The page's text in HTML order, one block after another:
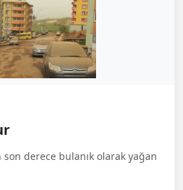
derece bulanık olarak yağan